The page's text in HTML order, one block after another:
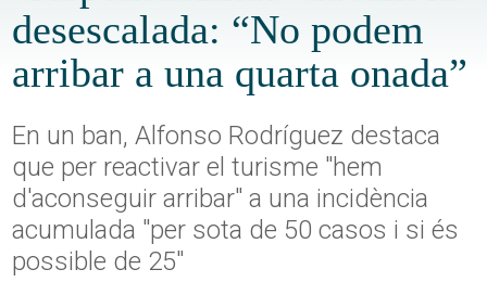
desescalada: “No podem
arribar a una quarta onada”
En un ban, Alfonso Rodríguez destaca
que per reactivar el turisme "hem
d'aconseguir arribar" a una incidència
acumulada "per sota de 50 casos i si és
possible de 25"